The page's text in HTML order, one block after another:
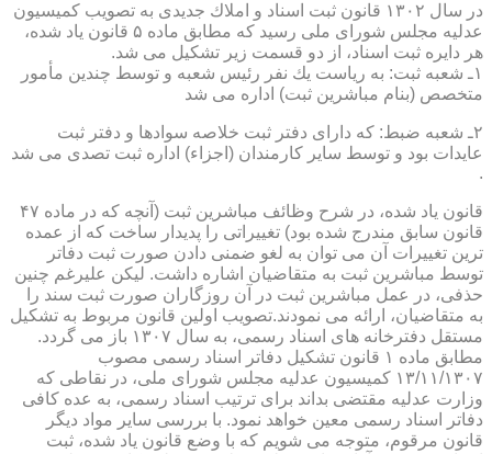
در سال ۱۳۰۲ قانون ثبت اسناد و املاك جدیدی به تصویب كمیسیون
عدلیه مجلس شورای ملی رسید كه مطابق ماده ۵ قانون یاد شده،
هر دایره ثبت اسناد، از دو قسمت زیر تشكیل می شد.
۱ـ شعبه ثبت: به ریاست یك نفر رئیس شعبه و توسط چندین مأمور
متخصص (بنام مباشرین ثبت) اداره می شد
۲ـ شعبه ضبط: كه دارای دفتر ثبت خلاصه سوادها و دفتر ثبت
عایدات بود و توسط سایر كارمندان (اجزاء) اداره ثبت تصدی می شد
.
قانون یاد شده، در شرح وظائف مباشرین ثبت (آنچه كه در ماده ۴۷
قانون سابق مندرج شده بود) تغییراتی را پدیدار ساخت كه از عمده
ترین تغییرات آن می توان به لغو ضمنی دادن صورت ثبت دفاتر
توسط مباشرین ثبت به متقاضیان اشاره داشت. لیكن علیرغم چنین
حذفی، در عمل مباشرین ثبت در آن روزگاران صورت ثبت سند را
به متقاضیان، ارائه می نمودند.تصویب اولین قانون مربوط به تشكیل
مستقل دفترخانه های اسناد رسمی، به سال ۱۳۰۷ باز می گردد.
مطابق ماده ۱ قانون تشكیل دفاتر اسناد رسمی مصوب
۱۳/۱۱/۱۳۰۷ كمیسیون عدلیه مجلس شورای ملی، در نقاطی كه
وزارت عدلیه مقتضی بداند برای ترتیب اسناد رسمی، به عده كافی
دفاتر اسناد رسمی معین خواهد نمود. با بررسی سایر مواد دیگر
قانون مرقوم، متوجه می شویم كه با وضع قانون یاد شده، ثبت